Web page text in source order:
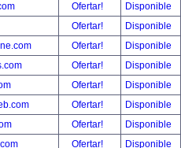
Ofertar!
Disponible
Ofertar!
Disponible
Ofertar!
Disponible
Ofertar!
Disponible
Ofertar!
Disponible
Ofertar!
Disponible
Ofertar!
Disponible
Ofertar!
Disponible